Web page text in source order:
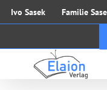
Zum
Inhalt
Ivo Sasek Familie